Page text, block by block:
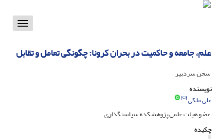
Toggle
علم، جامعه و حاکمیت در بحران کرونا: چگونگی تعامل و تقابل
سخن سردبیر
نویسنده
علی ملکی
عضو هیات علمی پژوهشکده سیاستگذاری
چکیده